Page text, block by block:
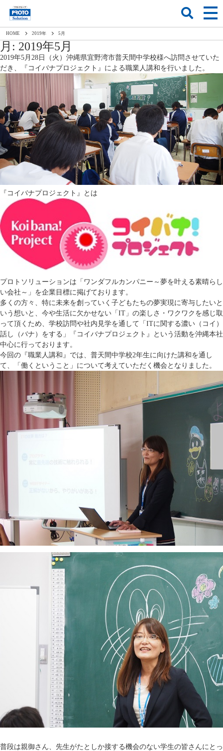
HOME 2019年 5 月
月: 2019年5月
2019年5月28日（火）沖縄県宜野湾市普天間中学校様へ訪問させていた
だき、『コイバナプロジェクト』による職業人講和を行いました。
『コイバナプロジェクト』とは
プロトソリューションは「ワンダフルカンパニー～夢を叶える素晴らし
い会社～」を企業目標に掲げております。
多くの方々、特に未来を創っていく子どもたちの夢実現に寄与したいと
いう想いと、今や生活に欠かせない「IT」の楽しさ・ワクワクを感じ取
って頂くため、学校訪問や社内見学を通して「ITに関する濃い（コイ）
話し（バナ）をする」『コイバナプロジェクト』という活動を沖縄本社
中心に行っております。
今回の『職業人講和』では、普天間中学校2年生に向けた講和を通し
て、「働くということ」について考えていただく機会となりました。
普段は親御さん、先生がたとしか接する機会のない学生の皆さんにとっ